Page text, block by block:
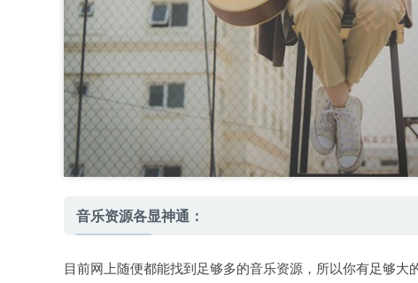
音乐资源各显神通：
目前网上随便都能找到足够多的音乐资源，所以你有足够